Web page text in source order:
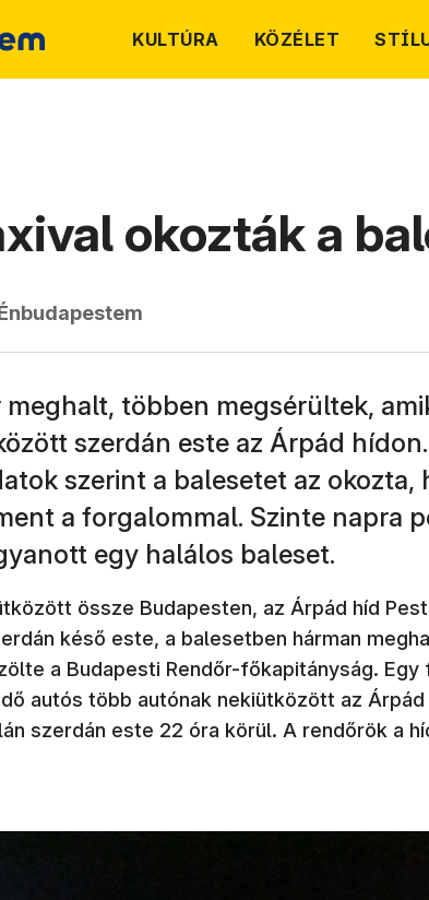
KULTÚRA KÖZÉLET
okozták a
meghalt, többen megsérültek,
szerdán este az Árpád
szerint a balesetet az okozta,
a forgalommal. Szinte napra
egy halálos baleset.
össze Budapesten, az Árpád híd
késő este, a balesetben hárman
a Budapesti Rendőr-főkapitányság. Egy
autós több autónak nekiütközött az
szerdán este 22 óra körül. A rendőrök a